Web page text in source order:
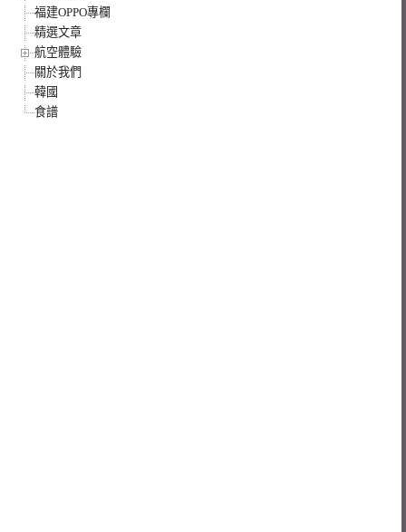
福建OPPO專欄
精選文章
航空體驗
關於我們
韓國
食譜